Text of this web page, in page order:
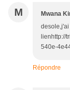
M Mwana
lienhttp://
540e-
Répondre